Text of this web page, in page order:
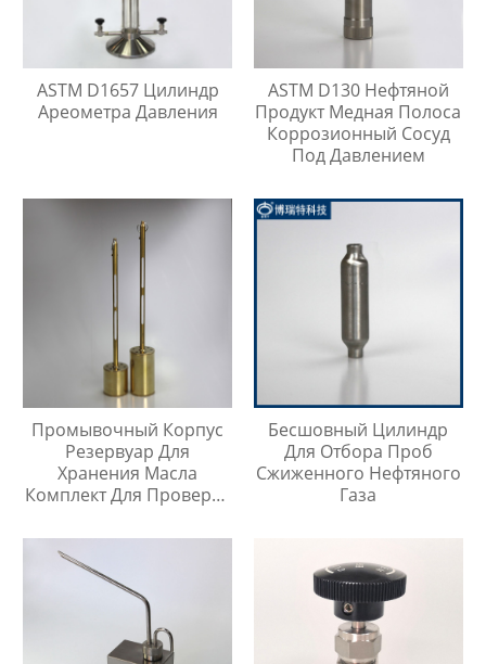
ASTM D1657 Цилиндр
Ареометра Давления
ASTM D130 Нефтяной
Продукт Медная Полоса
Коррозионный Сосуд
Под Давлением
Промывочный Корпус
Резервуар Для
Хранения Масла
Комплект Для Проверки
Бесшовный Цилиндр
Для Отбора Проб
Сжиженного Нефтяного
Газа